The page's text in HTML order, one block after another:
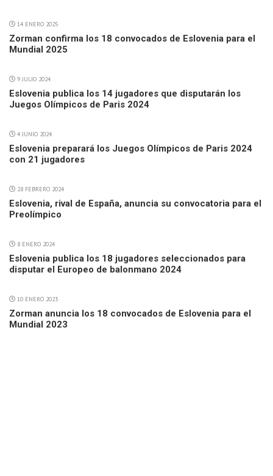
14 ENERO 2025
Zorman confirma los 18 convocados de Eslovenia para el
Mundial 2025
9 JULIO 2024
Eslovenia publica los 14 jugadores que disputarán los
Juegos Olímpicos de Paris 2024
4 JUNIO 2024
Eslovenia preparará los Juegos Olímpicos de Paris 2024
con 21 jugadores
28 FEBRERO 2024
Eslovenia, rival de España, anuncia su convocatoria para el
Preolímpico
8 ENERO 2024
Eslovenia publica los 18 jugadores seleccionados para
disputar el Europeo de balonmano 2024
10 ENERO 2023
Zorman anuncia los 18 convocados de Eslovenia para el
Mundial 2023